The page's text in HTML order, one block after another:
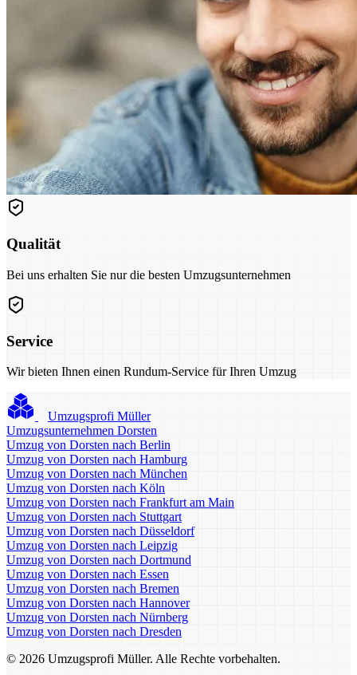
Qualität
Bei uns erhalten Sie nur die besten Umzugsunternehmen
Service
Wir bieten Ihnen einen Rundum-Service für Ihren Umzug
Umzugsprofi Müller
Umzugsunternehmen Dorsten
Umzug von Dorsten nach Berlin
Umzug von Dorsten nach Hamburg
Umzug von Dorsten nach München
Umzug von Dorsten nach Köln
Umzug von Dorsten nach Frankfurt am Main
Umzug von Dorsten nach Stuttgart
Umzug von Dorsten nach Düsseldorf
Umzug von Dorsten nach Leipzig
Umzug von Dorsten nach Dortmund
Umzug von Dorsten nach Essen
Umzug von Dorsten nach Bremen
Umzug von Dorsten nach Hannover
Umzug von Dorsten nach Nürnberg
Umzug von Dorsten nach Dresden
© 2026 Umzugsprofi Müller. Alle Rechte vorbehalten.